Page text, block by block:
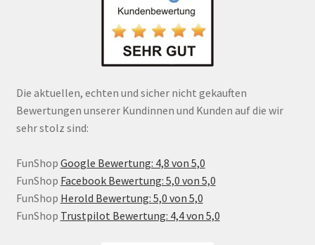
Die aktuellen, echten und sicher nicht gekauften
Bewertungen unserer Kundinnen und Kunden auf die wir
sehr stolz sind:
FunShop Google Bewertung: 4,8 von 5,0
FunShop Facebook Bewertung: 5,0 von 5,0
FunShop Herold Bewertung: 5,0 von 5,0
FunShop Trustpilot Bewertung: 4,4 von 5,0